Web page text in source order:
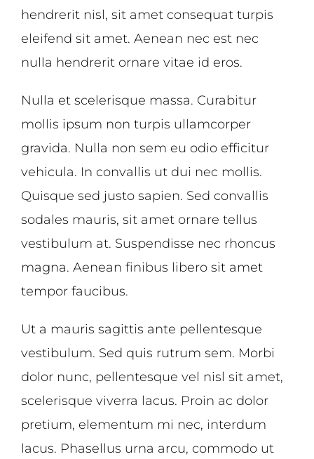
hendrerit nisl, sit amet consequat turpis
eleifend sit amet. Aenean nec est nec
nulla hendrerit ornare vitae id eros.
Nulla et scelerisque massa. Curabitur
mollis ipsum non turpis ullamcorper
gravida. Nulla non sem eu odio efficitur
vehicula. In convallis ut dui nec mollis.
Quisque sed justo sapien. Sed convallis
sodales mauris, sit amet ornare tellus
vestibulum at. Suspendisse nec rhoncus
magna. Aenean finibus libero sit amet
tempor faucibus.
Ut a mauris sagittis ante pellentesque
vestibulum. Sed quis rutrum sem. Morbi
dolor nunc, pellentesque vel nisl sit amet,
scelerisque viverra lacus. Proin ac dolor
pretium, elementum mi nec, interdum
lacus. Phasellus urna arcu, commodo ut